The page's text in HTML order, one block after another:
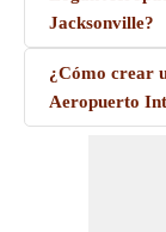
Jacksonville?
¿Cómo crear
Aeropuerto